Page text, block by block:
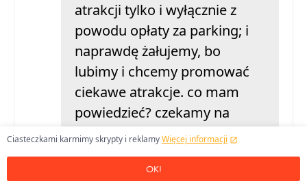
atrakcji tylko i wyłącznie z
powodu opłaty za parking; i
naprawdę żałujemy, bo
lubimy i chcemy promować
ciekawe atrakcje. co mam
powiedzieć? czekamy na
lepsze czasy...
Ciasteczkami karmimy skrypty i reklamyWięcej informacji
OK!